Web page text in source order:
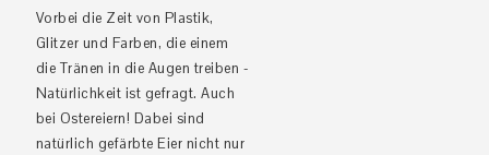
Vorbei die Zeit von Plastik,
Glitzer und Farben, die einem
die Tränen in die Augen treiben -
Natürlichkeit ist gefragt. Auch
bei Ostereiern! Dabei sind
natürlich gefärbte Eier nicht nur